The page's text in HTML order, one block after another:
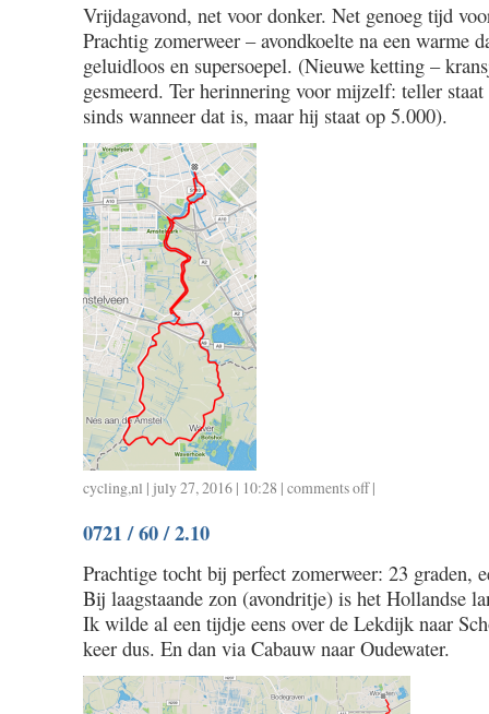
/
0.55
Vrijdagavond, net voor donker. Net genoeg tijd
Prachtig zomerweer – avondkoelte na een warme
geluidloos en supersoepel. (Nieuwe ketting –
gesmeerd. Ter herinnering voor mijzelf: teller
sinds wanneer dat is, maar hij staat op 5.000).
cycling,nl | july 27, 2016 | 10:28 | comments offon
/
1.30
|
0721 / 60 / 2.10
Prachtige tocht bij perfect zomerweer: 23 graden,
Bij laagstaande zon (avondritje) is het Hollandse
Ik wilde al een tijdje eens over de Lekdijk naar
keer dus. En dan via Cabauw naar Oudewater.